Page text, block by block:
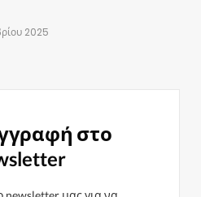
2025
στο